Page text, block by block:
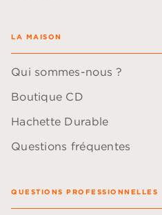
LA MAISON
Qui sommes-nous ?
Boutique CD
Hachette Durable
Questions fréquentes
QUESTIONS PROFESSIONNELLES